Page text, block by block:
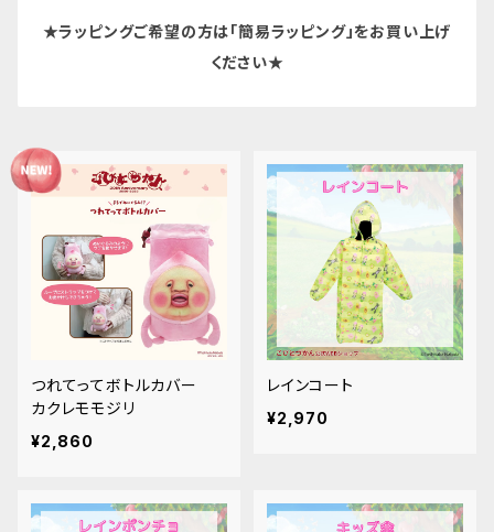
★ラッピングご希望の方は「簡易ラッピング」をお買い上げ
ください★
つれてってボトルカバー
カクレモモジリ
¥2,860
レインコート
¥2,970